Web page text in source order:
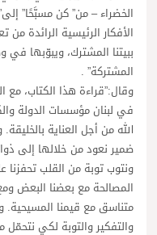
الخضراء – من” كن مسبَّحًا”
الأفكار الرئيسية الرائدة
ببيتنا المشترك، ويبوّبها
المشتركة” .
وقال:”قراءة هذا الكتاب، مع
في لبنان مؤسسات الدولة
الله من أجل العناية
ضمير نعود من خلالها إلى
ونتوب توبة من القلب تحفزنا
المصالحة مع بعضنا البعض
متناسق مع قيمنا
والتفكير والتوبة لكي